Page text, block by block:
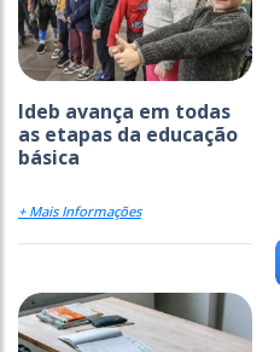
Ideb avança em todas
as etapas da educação
básica
+ Mais Informações